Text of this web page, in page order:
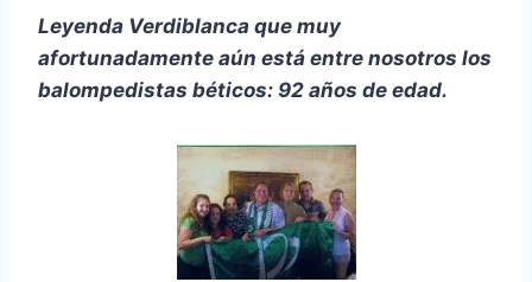
Leyenda Verdiblanca que muy
afortunadamente aún está entre nosotros los
balompedistas béticos: 92 años de edad.